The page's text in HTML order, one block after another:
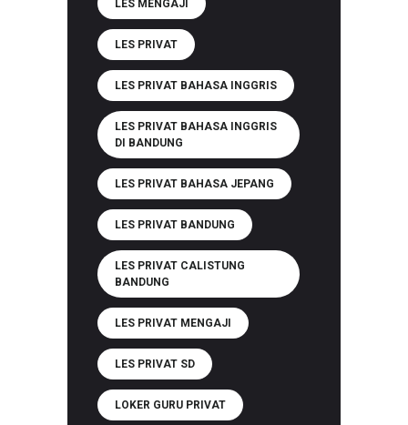
LES MENGAJI
LES PRIVAT
LES PRIVAT BAHASA INGGRIS
LES PRIVAT BAHASA INGGRIS
DI BANDUNG
LES PRIVAT BAHASA JEPANG
LES PRIVAT BANDUNG
LES PRIVAT CALISTUNG
BANDUNG
LES PRIVAT MENGAJI
LES PRIVAT SD
LOKER GURU PRIVAT